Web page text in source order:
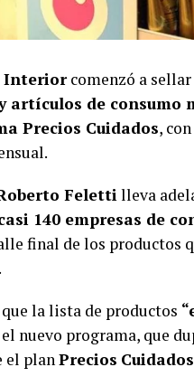
Interiorcomenzó a
artículos de consumo
Precios Cuidados,
Felettilleva
140 empresas de
final de los productos
la lista de productos
nuevo programa, que
el planPrecios Cuidados